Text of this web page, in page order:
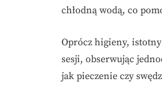
chłodną wodą, co
Oprócz higieny,
sesji, obserwując
jak pieczenie czy